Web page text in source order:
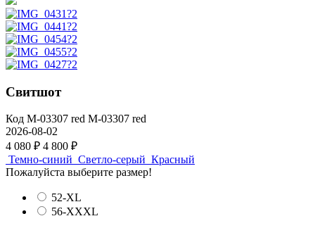
Свитшот
Код M-03307 red M-03307 red
2026-08-02
4 080 ₽ 4 800 ₽
Темно-синий Светло-серый Красный
Пожалуйста выберите размер!
52-XL
56-XXXL